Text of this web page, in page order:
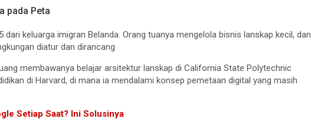
pada Peta
dari keluarga imigran Belanda. Orang tuanya mengelola bisnis lanskap kecil, dan
diatur dan dirancang.
membawanya belajar arsitektur lanskap di California State Polytechnic
di Harvard, di mana ia mendalami konsep pemetaan digital yang masih
Setiap Saat? Ini Solusinya